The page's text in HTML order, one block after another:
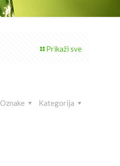
Prikaži sve
Kategorija
Oznake